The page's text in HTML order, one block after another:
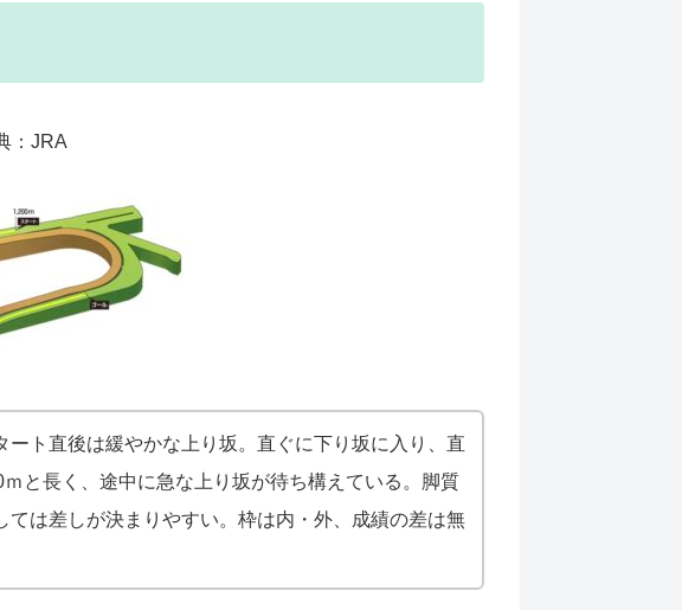
：JRA
ト直後は緩やかな上り坂。直ぐに下り坂に入り、直
と長く、途中に急な上り坂が待ち構えている。脚質
ては差しが決まりやすい。枠は内・外、成績の差は無